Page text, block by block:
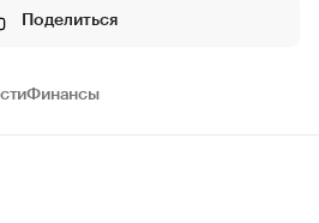
Поделиться
Финансы